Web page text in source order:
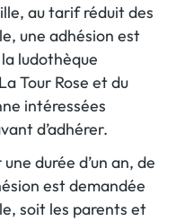
au tarif réduit des
une adhésion est
ludothèque
Tour Rose et du
intéressées
d’adhérer.
durée d’un an, de
est demandée
soit les parents et